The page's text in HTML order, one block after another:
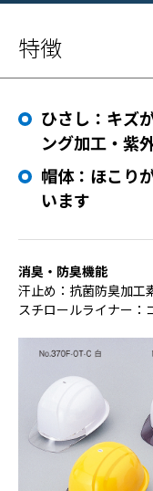
特徴
ひさし：キズ
ング加工・紫
帽体：ほこり
います
消臭・防臭機能
汗止め：抗菌防臭加工
スチロールライナー：